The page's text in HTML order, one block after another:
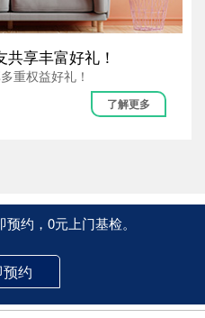
享丰富好礼！
重权益好礼！
了解更多
约，0元上门基检。
约